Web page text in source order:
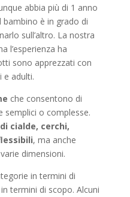
abbia più di 1 anno
è in grado di
sull’altro. La nostra
l’esperienza ha
sono apprezzati con
e adulti.
che consentono di
semplici o complesse.
cialde, cerchi,
, ma anche
dimensioni.
in termini di
termini di scopo. Alcuni